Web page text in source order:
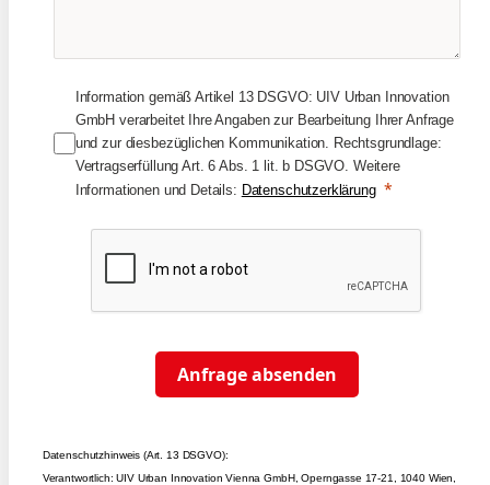
Information gemäß Artikel 13 DSGVO: UIV Urban Innovation
GmbH verarbeitet Ihre Angaben zur Bearbeitung Ihrer Anfrage
und zur diesbezüglichen Kommunikation. Rechtsgrundlage:
Vertragserfüllung Art. 6 Abs. 1 lit. b DSGVO. Weitere
Informationen und Details: Datenschutzerklärung
Anfrage absenden
Datenschutzhinweis (Art. 13 DSGVO):
Verantwortlich: UIV Urban Innovation Vienna GmbH, Operngasse 17-21, 1040 Wien,